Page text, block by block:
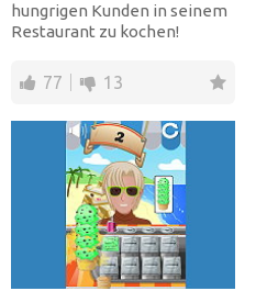
hungrigen Kunden in seinem
Restaurant zu kochen!
77 13